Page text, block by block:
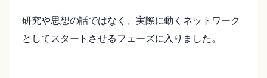
研究や思想の話ではなく、実際に動くネットワーク
としてスタートさせるフェーズに入りました。